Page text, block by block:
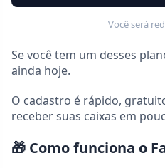
Você será
Se você tem um desses
ainda hoje.
O cadastro é rápido,
receber suas caixas em
🎁 Como funciona o